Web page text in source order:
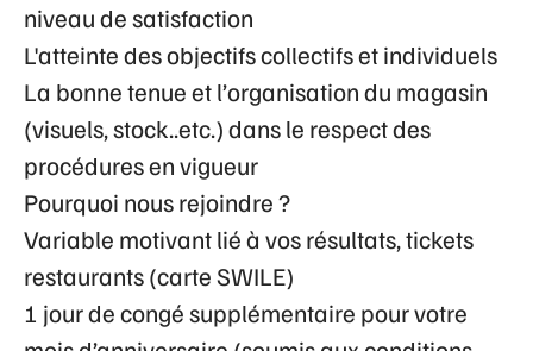
niveau de satisfaction
L'atteinte des objectifs collectifs et individuels
La bonne tenue et l’organisation du magasin
(visuels, stock..etc.) dans le respect des
procédures en vigueur
Pourquoi nous rejoindre ?
Variable motivant lié à vos résultats, tickets
restaurants (carte SWILE)
1 jour de congé supplémentaire pour votre